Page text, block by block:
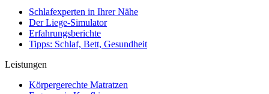
Schlafexperten in Ihrer Nähe
Der Liege-Simulator
Erfahrungsberichte
Tipps: Schlaf, Bett, Gesundheit
Leistungen
Körpergerechte Matratzen